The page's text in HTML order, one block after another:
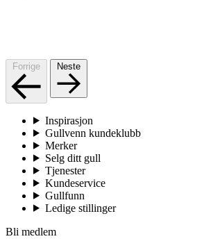
Forrige Neste
Inspirasjon
Gullvenn kundeklubb
Merker
Selg ditt gull
Tjenester
Kundeservice
Gullfunn
Ledige stillinger
Bli medlem